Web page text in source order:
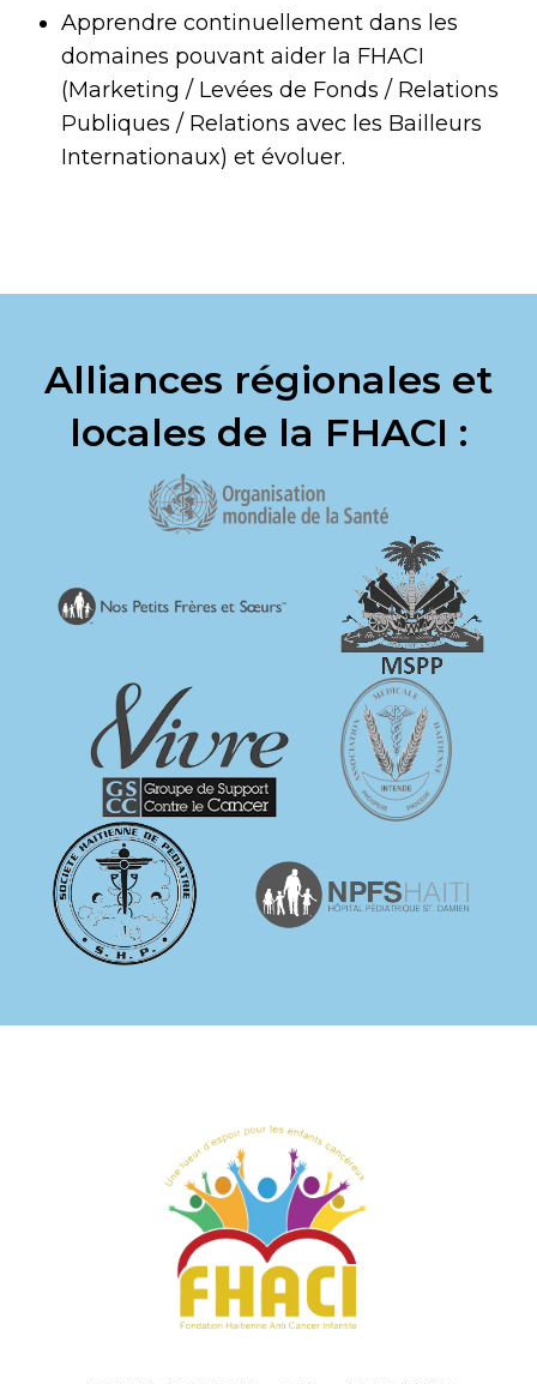
Apprendre continuellement dans les
domaines pouvant aider la FHACI
(Marketing / Levées de Fonds / Relations
Publiques / Relations avec les Bailleurs
Internationaux) et évoluer.
Alliances régionales et
locales de la FHACI :